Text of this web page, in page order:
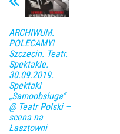
ARCHIWUM.
POLECAMY!
Szczecin. Teatr.
Spektakle.
30.09.2019.
Spektakl
„Samoobsługa”
@ Teatr Polski –
scena na
Łasztowni